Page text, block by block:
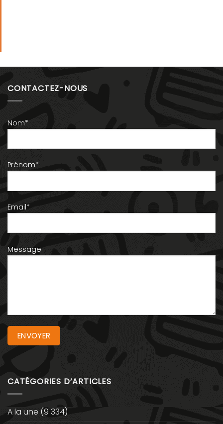
CONTACTEZ-NOUS
Nom*
Prénom*
Email*
Message
CATÉGORIES D’ARTICLES
A la une (9 334)